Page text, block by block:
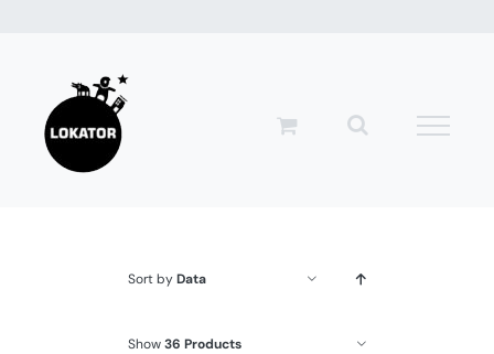
zawartości
Sort byData
Show36 Products